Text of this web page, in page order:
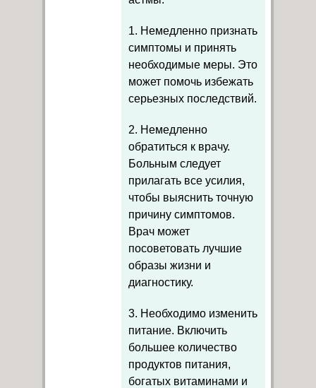
1. Немедленно признать
симптомы и принять
необходимые меры. Это
может помочь избежать
серьезных последствий.
2. Немедленно
обратиться к врачу.
Больным следует
прилагать все усилия,
чтобы выяснить точную
причину симптомов.
Врач может
посоветовать лучшие
образы жизни и
диагностику.
3. Необходимо изменить
питание. Включить
большее количество
продуктов питания,
богатых витаминами и